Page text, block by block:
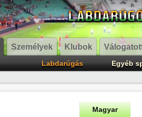
Személyek Klubok
Labdarúgás Egyéb
Magyar